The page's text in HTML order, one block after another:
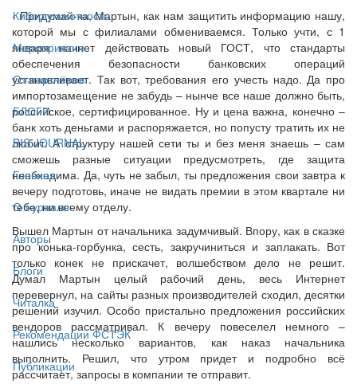
Киберграмотность
Мероприятия
От партнёров
БЛОГИ
BIS JOURNAL
Главная
О журнале
Авторы
Блоги
Читалка
Рекомендации ФСТЭК
Публикации
- Придумай-ка, Мартын, как нам защитить информацию нашу,
которой мы с филиалами обмениваемся. Только учти, с 1
января начнет действовать новый ГОСТ, что стандарты
обеспечения безопасности банковских операций
устанавливает. Так вот, требования его учесть надо. Да про
импортозамещение не забудь – нынче все наше должно быть,
российское, сертифицированное. Ну и цена важна, конечно –
банк хоть деньгами и распоряжается, но попусту тратить их не
любит. А структуру нашей сети ты и без меня знаешь – сам
сможешь разные ситуации предусмотреть, где защита
необходима. Да, чуть не забыл, ты предложения свои завтра к
вечеру подготовь, иначе не видать премии в этом квартале ни
тебе, ни всему отделу.
Вышел Мартын от начальника задумчивый. Впору, как в сказке
про конька-горбунка, сесть, закручиниться и заплакать. Вот
только конек не прискачет, волшебством дело не решит.
Думал Мартын целый рабочий день, весь Интернет
перевернул, на сайты разных производителей сходил, десятки
решений изучил. Особо пристально предложения российских
вендоров рассматривал. К вечеру повеселел немного –
нашлись несколько вариантов, как наказ начальника
выполнить. Решил, что утром придет и подробно всё
рассчитает, запросы в компании те отправит.